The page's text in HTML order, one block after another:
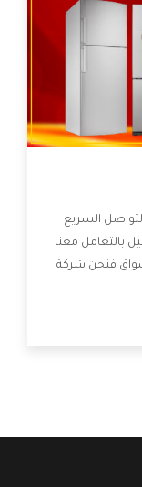
السريع
بالتعامل معنا
فنحن شركة
منها خدمة